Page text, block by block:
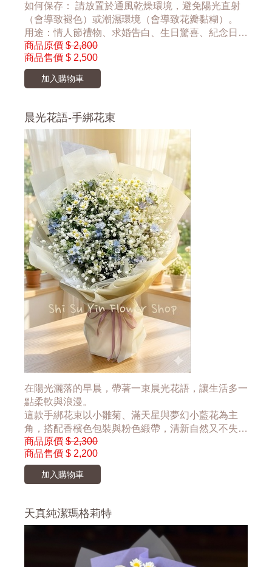
如何保存： 請放置於通風乾燥環境，避免陽光直射
（會導致褪色）或潮濕環境（會導致花瓣黏糊）。
用途：情人節禮物、求婚告白、生日驚喜、紀念日禮
品
商品原價 $ 2,800
商品售價 $ 2,500
加入購物車
晨光花語-手綁花束
在陽光灑落的早晨，帶著一束晨光花語，讓生活多一
點柔軟與浪漫。
這款手綁花束以小雛菊、滿天星與夢幻小藍花為主
角，搭配香檳色包裝與粉色緞帶，清新自然又不失質
感。無論是送給自己、閨蜜、情人，或是作為拍照道
具，都能瞬間提升氛圍感。
💛 適合喜歡文青風、自然系的你
📷 超好拍！IG打卡必備
商品原價 $ 2,300
商品售價 $ 2,200
加入購物車
天真純潔瑪格莉特